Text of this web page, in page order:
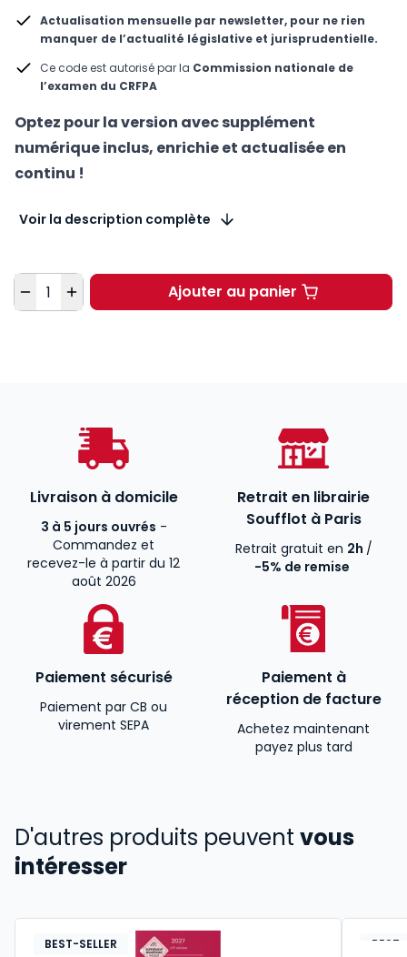
Actualisation mensuelle par newsletter, pour ne rien
manquer de l’actualité législative et jurisprudentielle.
Ce code est autorisé par la Commission nationale de
l’examen du CRFPA
Optez pour la version avec supplément
numérique inclus, enrichie et actualisée en
continu !
Voir la description complète
Quantité Ajouter au panierCode de commerce
Livraison à domicile
3 à 5 jours ouvrés -
Commandez et
recevez-le à partir du 12
août 2026
Retrait en librairie
Soufflot à Paris
Retrait gratuit en 2h /
-5% de remise
Paiement sécurisé
Paiement par CB ou
virement SEPA
Paiement à
réception de facture
Achetez maintenant
payez plus tard
D'autres produits peuvent vous
intéresser
BEST-SELLER BEST-